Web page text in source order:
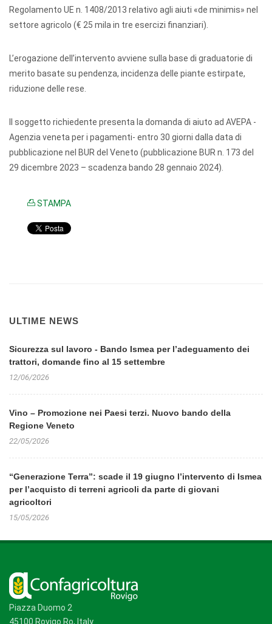
Regolamento UE n. 1408/2013 relativo agli aiuti «de minimis» nel
settore agricolo (€ 25 mila in tre esercizi finanziari).
L’erogazione dell’intervento avviene sulla base di graduatorie di
merito basate su pendenza, incidenza delle piante estirpate,
riduzione delle rese.
Il soggetto richiedente presenta la domanda di aiuto ad AVEPA -
Agenzia veneta per i pagamenti- entro 30 giorni dalla data di
pubblicazione nel BUR del Veneto (pubblicazione BUR n. 173 del
29 dicembre 2023 – scadenza bando 28 gennaio 2024).
STAMPA
ULTIME NEWS
Sicurezza sul lavoro - Bando Ismea per l’adeguamento dei
trattori, domande fino al 15 settembre
12/06/2026
Vino – Promozione nei Paesi terzi. Nuovo bando della
Regione Veneto
22/05/2026
“Generazione Terra”: scade il 19 giugno l’intervento di Ismea
per l’acquisto di terreni agricoli da parte di giovani
agricoltori
15/05/2026
Piazza Duomo 2
45100 Rovigo Ro, Italy